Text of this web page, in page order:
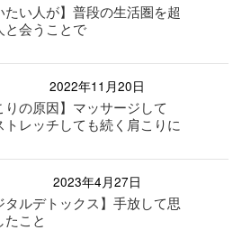
たい人が】普段の生活圏を超
と会うことで
2022年11月20日
りの原因】マッサージして
トレッチしても続く肩こりに
2023年4月27日
タルデトックス】手放して思
たこと